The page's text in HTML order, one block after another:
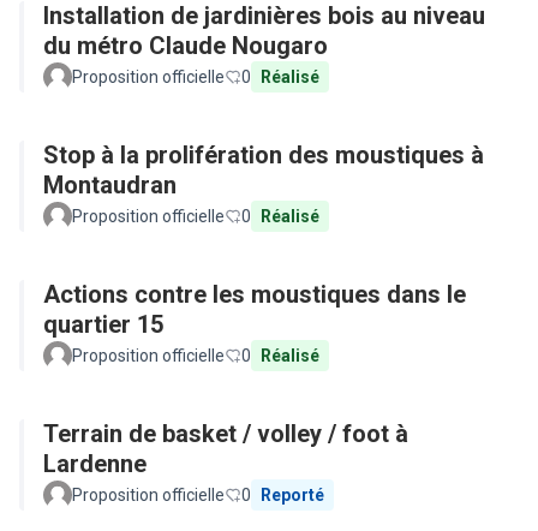
Installation de jardinières bois au niveau
du métro Claude Nougaro
Proposition officielle 0 Réalisé
Stop à la prolifération des moustiques à
Montaudran
Proposition officielle 0 Réalisé
Actions contre les moustiques dans le
quartier 15
Proposition officielle 0 Réalisé
Terrain de basket / volley / foot à
Lardenne
Proposition officielle 0 Reporté